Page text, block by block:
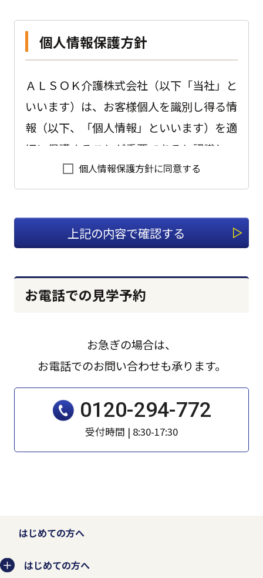
個人情報保護方針
ＡＬＳＯＫ介護株式会社（以下「当社」と
いいます）は、お客様個人を識別し得る情
報（以下、「個人情報」といいます）を適
切に保護することが重要であると認識し、
以下のように会社として取り組んでおりま
す。
1.適切な個人情報の収集、利用、
提供、預託を行います。
個人情報を本人の意思に反して収集、利
用、提供、預託することは、権利の侵害に
す。そのため、個人情報の収集、利用、提
供、預託などの管理ルールを明文化し、個
人情報の適切な管理を行います。
お客様から個人情報を収集させていただく
場合は、収集目的、当社の問い合わせ窓口
事前承認なく第三者に開示・提供すること
はありません。また、お客様の個人情報を
個人情報保護方針に同意する
お電話での見学予約
お急ぎの場合は、
お電話でのお問い合わせも承ります。
0120-294-772
受付時間 | 8:30-17:30
はじめての方へ
はじめての方へ